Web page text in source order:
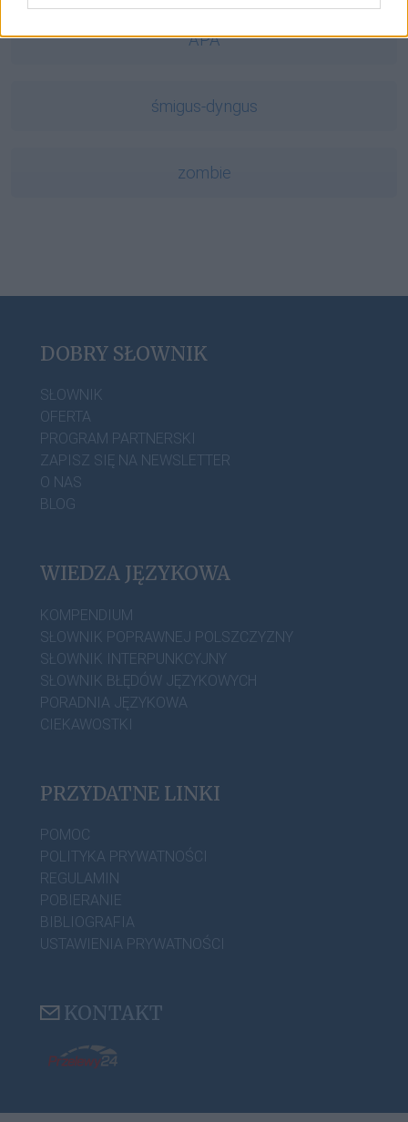
APA
śmigus-dyngus
zombie
DOBRY SŁOWNIK
SŁOWNIK
OFERTA
PROGRAM PARTNERSKI
ZAPISZ SIĘ NA NEWSLETTER
O NAS
BLOG
WIEDZA JĘZYKOWA
KOMPENDIUM
SŁOWNIK POPRAWNEJ POLSZCZYZNY
SŁOWNIK INTERPUNKCYJNY
SŁOWNIK BŁĘDÓW JĘZYKOWYCH
PORADNIA JĘZYKOWA
CIEKAWOSTKI
PRZYDATNE LINKI
POMOC
POLITYKA PRYWATNOŚCI
REGULAMIN
POBIERANIE
BIBLIOGRAFIA
USTAWIENIA PRYWATNOŚCI
KONTAKT